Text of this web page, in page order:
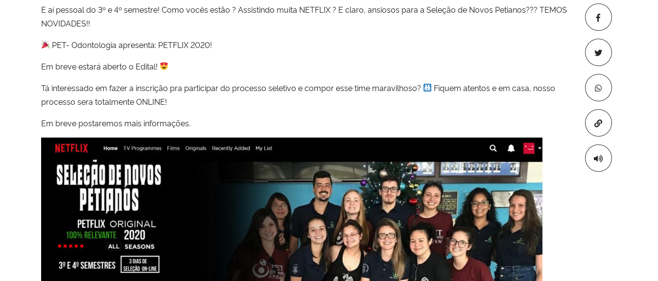
Copiar para
E aí pessoal do 3º e 4º semestre! Como vocês estão ? Assistindo muita NETFLIX ? E claro, ansiosos para a Seleção de Novos Petianos??? TEMOS
NOVIDADES!!
PET- Odontologia apresenta: PETFLIX 2020!
Em breve estará aberto o Edital!
Tá interessado em fazer a inscrição pra participar do processo seletivo e compor esse time maravilhoso?
Fiquem atentos e em casa, nosso
processo sera totalmente ONLINE!
Em breve postaremos mais informações.